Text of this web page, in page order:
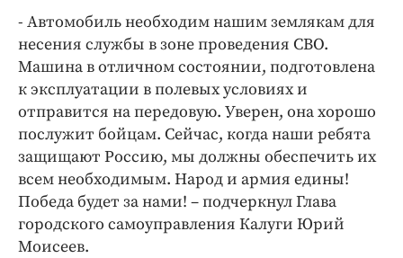
Издания
Медиаперсона
Интересное чтиво
Клиника года
Бренд года
Работодатель года
- Автомобиль необходим нашим землякам для
несения службы в зоне проведения СВО.
Машина в отличном состоянии, подготовлена
к эксплуатации в полевых условиях и
отправится на передовую. Уверен, она хорошо
послужит бойцам. Сейчас, когда наши ребята
защищают Россию, мы должны обеспечить их
всем необходимым. Народ и армия едины!
Победа будет за нами! – подчеркнул Глава
городского самоуправления Калуги Юрий
Моисеев.